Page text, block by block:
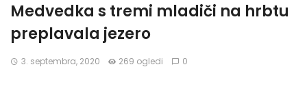
Medvedka s tremi mladiči na hrbtu
preplavala jezero
3. septembra, 2020 269 ogledi 0